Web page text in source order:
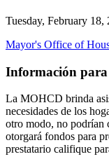
Tuesday, February 18,
Mayor's Office of
Información para
La MOHCD brinda
necesidades de los
otro modo, no
otorgará fondos para
prestatario califique